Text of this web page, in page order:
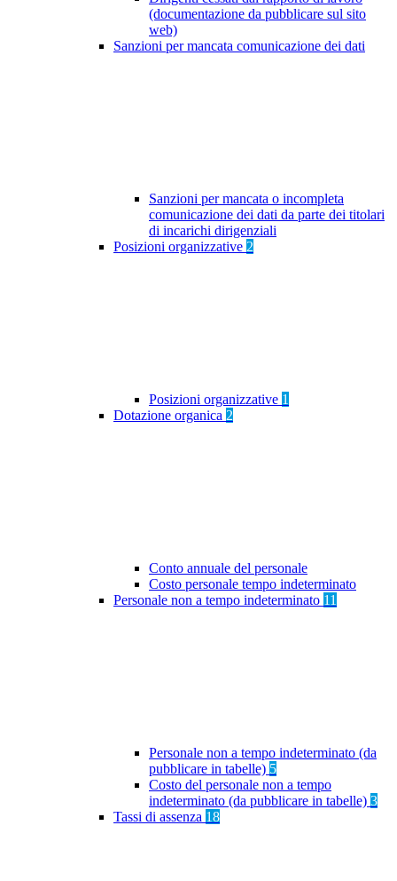
(documentazione da pubblicare sul sito
web)
Sanzioni per mancata comunicazione dei dati
Sanzioni per mancata o incompleta
comunicazione dei dati da parte dei titolari
di incarichi dirigenziali
Posizioni organizzative 2
Posizioni organizzative 1
Dotazione organica 2
Conto annuale del personale
Costo personale tempo indeterminato
Personale non a tempo indeterminato 11
Personale non a tempo indeterminato (da
pubblicare in tabelle) 5
Costo del personale non a tempo
indeterminato (da pubblicare in tabelle) 3
Tassi di assenza 18